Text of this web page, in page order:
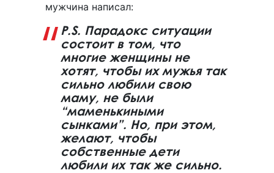
мужчина написал:
P.S. Парадокс ситуации
состоит в том, что
многие женщины не
хотят, чтобы их мужья так
сильно любили свою
маму, не были
“маменькиными
сынками”. Но, при этом,
желают, чтобы
собственные дети
любили их так же сильно.